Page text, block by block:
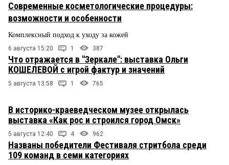
Современные косметологические процедуры:
возможности и особенности
Комплексный подход к уходу за кожей
6 августа 15:20 1 387
Что отражается в "Зеркале": выставка Ольги
КОШЕЛЕВОЙ с игрой фактур и значений
5 августа 13:58 1 765
В историко-краеведческом музее открылась
выставка «Как рос и строился город Омск»
5 августа 12:40 4 962
Названы победители Фестиваля стритбола среди
109 команд в семи категориях